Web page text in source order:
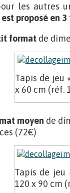
les autres
proposé en
format de
Tapis de jeu
x 60 cm (réf.
moyen de
(72€)
Tapis de jeu
120 x 90 cm